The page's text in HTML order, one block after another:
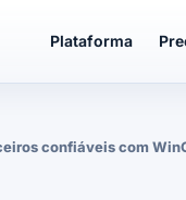
Plataforma
confiáveis com